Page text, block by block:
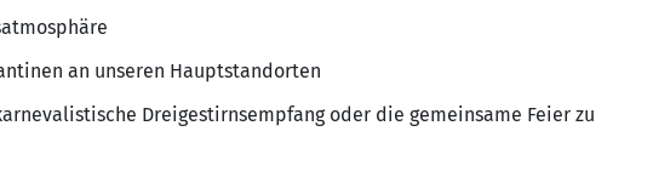
an unseren Hauptstandorten
Dreigestirnsempfang oder die gemeinsame Feier zu